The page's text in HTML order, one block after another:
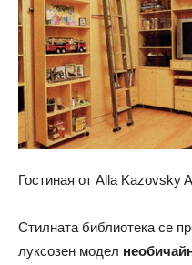
Гостиная от Alla Kazovsky
Стилната библиотека се
луксозен модел